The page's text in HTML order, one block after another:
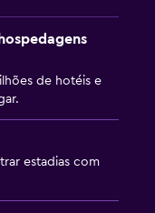
de hotéis e
estadias com